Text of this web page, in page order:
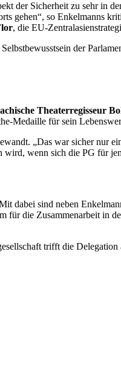
der Sicherheit zu sehr
gehen“, so Enkelmanns
, die EU-
der
Theaterregisseur
Medaille für sein
„Das war sicher nur
wenn sich die PG für
dabei sind neben
für die Zusammenarbeit in
trifft die